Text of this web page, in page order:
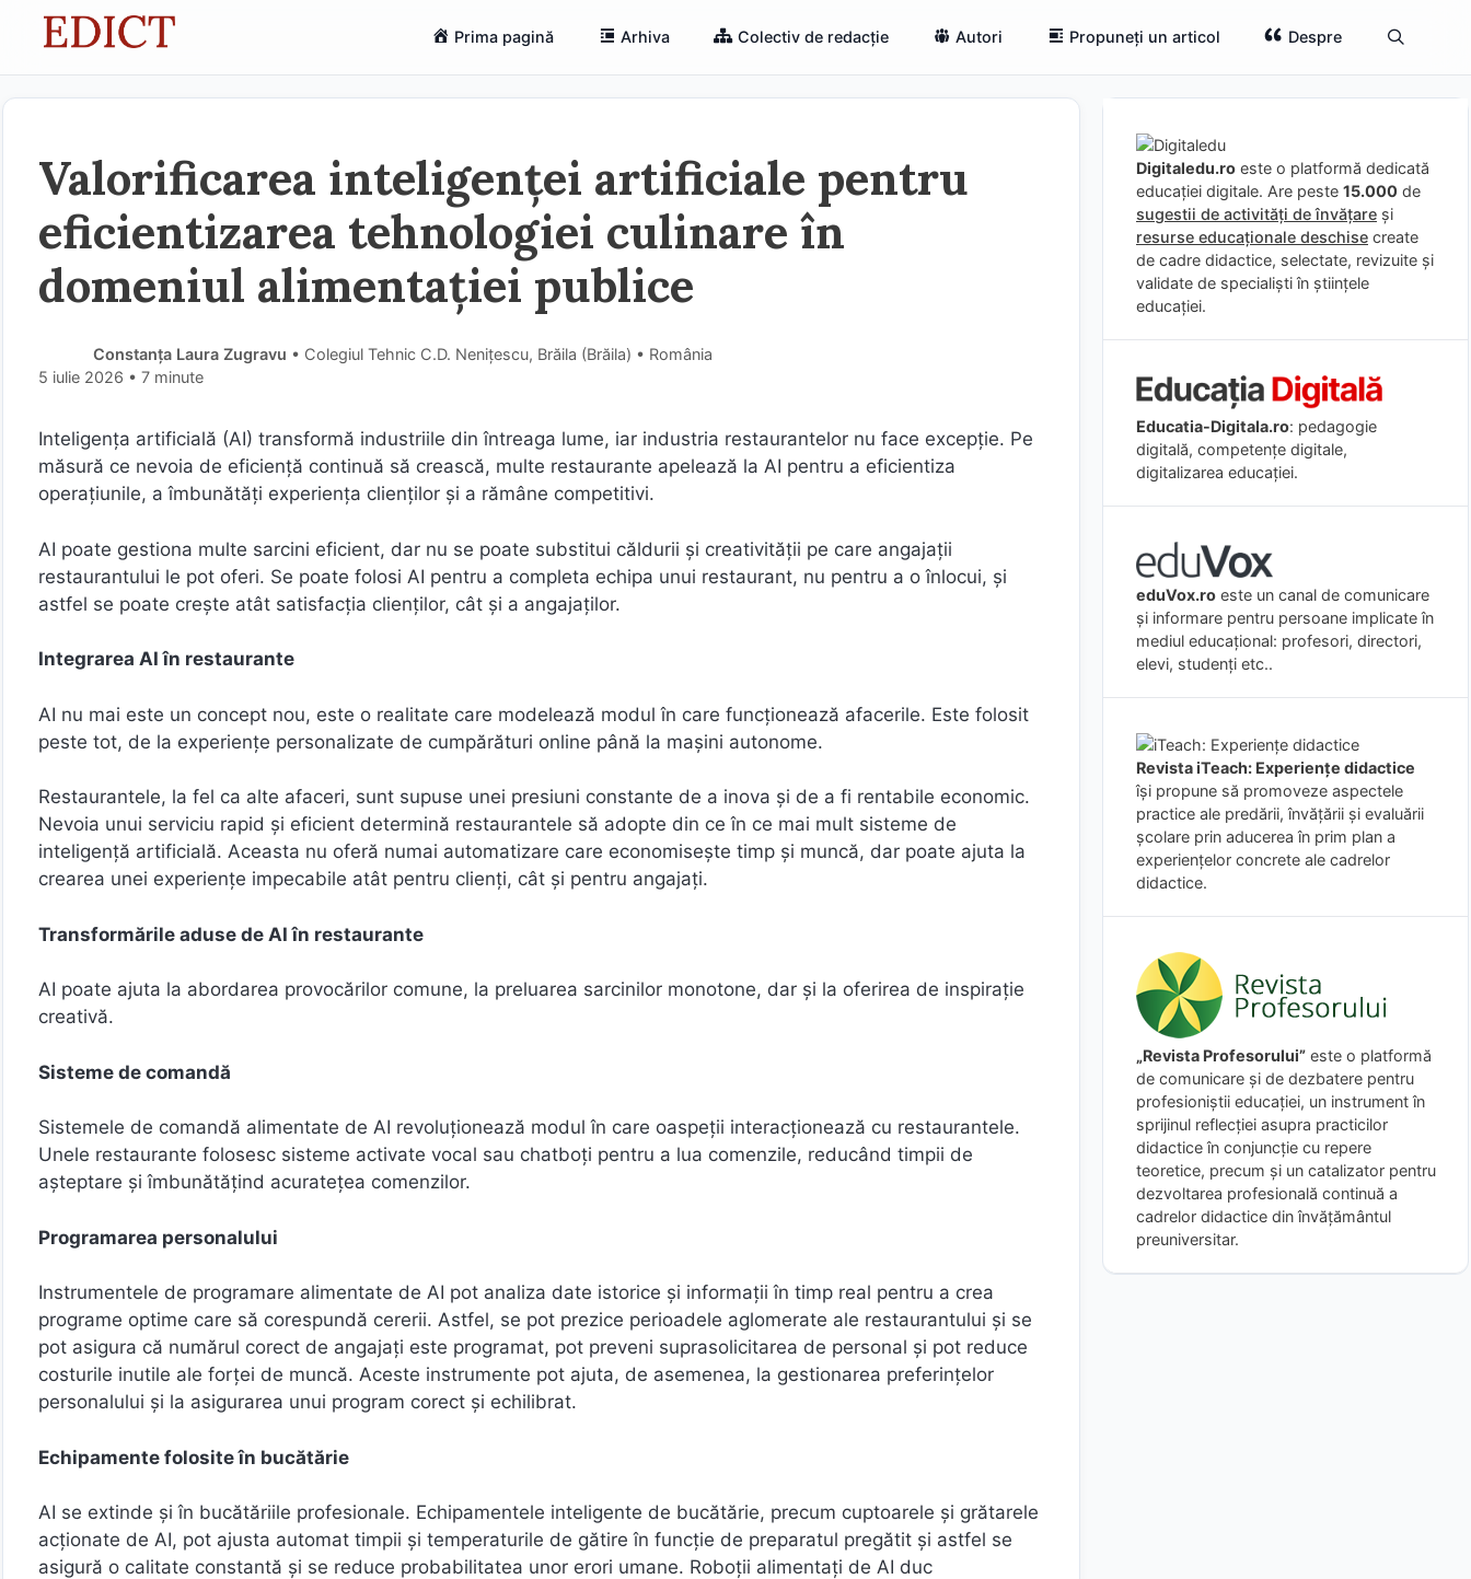
Prima pagină Arhiva Colectiv de redacție Autori Propuneți un articol Despre
Valorificarea inteligenței artificiale pentru
eficientizarea tehnologiei culinare în
domeniul alimentației publice
Constanța Laura Zugravu • Colegiul Tehnic C.D. Nenițescu, Brăila (Brăila) • România
5 iulie 2026 • 7 minute
Inteligența artificială (AI) transformă industriile din întreaga lume, iar industria restaurantelor nu face excepție. Pe
măsură ce nevoia de eficiență continuă să crească, multe restaurante apelează la AI pentru a eficientiza
operațiunile, a îmbunătăți experiența clienților și a rămâne competitivi.
AI poate gestiona multe sarcini eficient, dar nu se poate substitui căldurii și creativității pe care angajații
restaurantului le pot oferi. Se poate folosi AI pentru a completa echipa unui restaurant, nu pentru a o înlocui, și
astfel se poate crește atât satisfacția clienților, cât și a angajaților.
Integrarea AI în restaurante
AI nu mai este un concept nou, este o realitate care modelează modul în care funcționează afacerile. Este folosit
peste tot, de la experiențe personalizate de cumpărături online până la mașini autonome.
Restaurantele, la fel ca alte afaceri, sunt supuse unei presiuni constante de a inova și de a fi rentabile economic.
Nevoia unui serviciu rapid și eficient determină restaurantele să adopte din ce în ce mai mult sisteme de
inteligență artificială. Aceasta nu oferă numai automatizare care economisește timp și muncă, dar poate ajuta la
crearea unei experiențe impecabile atât pentru clienți, cât și pentru angajați.
Transformările aduse de AI în restaurante
AI poate ajuta la abordarea provocărilor comune, la preluarea sarcinilor monotone, dar și la oferirea de inspirație
creativă.
Sisteme de comandă
Sistemele de comandă alimentate de AI revoluționează modul în care oaspeții interacționează cu restaurantele.
Unele restaurante folosesc sisteme activate vocal sau chatboți pentru a lua comenzile, reducând timpii de
așteptare și îmbunătățind acuratețea comenzilor.
Programarea personalului
Instrumentele de programare alimentate de AI pot analiza date istorice și informații în timp real pentru a crea
programe optime care să corespundă cererii. Astfel, se pot prezice perioadele aglomerate ale restaurantului și se
pot asigura că numărul corect de angajați este programat, pot preveni suprasolicitarea de personal și pot reduce
costurile inutile ale forței de muncă. Aceste instrumente pot ajuta, de asemenea, la gestionarea preferințelor
personalului și la asigurarea unui program corect și echilibrat.
Echipamente folosite în bucătărie
AI se extinde și în bucătăriile profesionale. Echipamentele inteligente de bucătărie, precum cuptoarele și grătarele
acționate de AI, pot ajusta automat timpii și temperaturile de gătire în funcție de preparatul pregătit și astfel se
asigură o calitate constantă și se reduce probabilitatea unor erori umane. Roboții alimentați de AI duc
Digitaledu.ro este o platformă dedicată
educației digitale. Are peste 15.000 de
sugestii de activități de învățare și
resurse educaționale deschise create
de cadre didactice, selectate, revizuite și
validate de specialiști în științele
educației.
Educatia-Digitala.ro: pedagogie
digitală, competențe digitale,
digitalizarea educației.
eduVox.ro este un canal de comunicare
și informare pentru persoane implicate în
mediul educațional: profesori, directori,
elevi, studenți etc..
Revista iTeach: Experienţe didactice
îşi propune să promoveze aspectele
practice ale predării, învăţării şi evaluării
şcolare prin aducerea în prim plan a
experienţelor concrete ale cadrelor
didactice.
„Revista Profesorului” este o platformă
de comunicare și de dezbatere pentru
profesioniștii educației, un instrument în
sprijinul reflecției asupra practicilor
didactice în conjuncție cu repere
teoretice, precum și un catalizator pentru
dezvoltarea profesională continuă a
cadrelor didactice din învățământul
preuniversitar.